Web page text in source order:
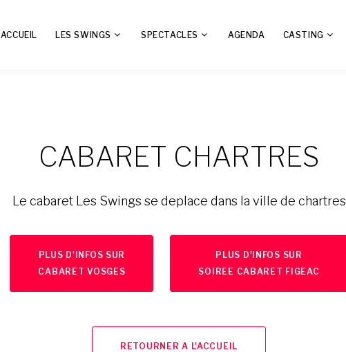
ACCUEIL LES SWINGS SPECTACLES AGENDA CASTING
CABARET CHARTRES
Le cabaret Les Swings se deplace dans la ville de chartres
PLUS D'INFOS SUR
CABARET VOSGES
PLUS D'INFOS SUR
SOIREE CABARET FIGEAC
RETOURNER A L'ACCUEIL